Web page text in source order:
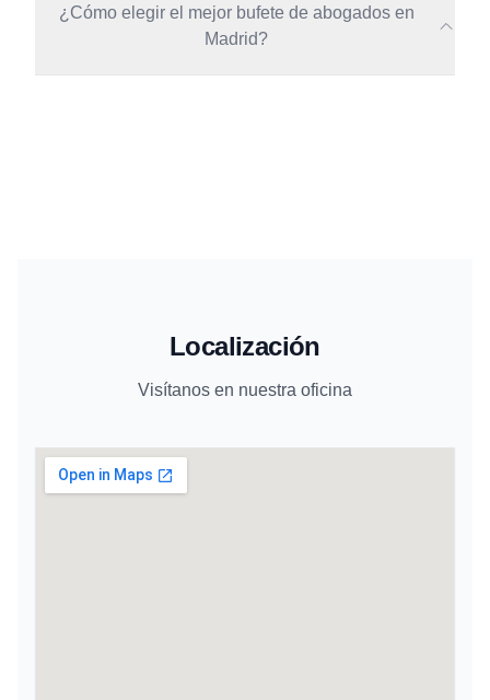
¿Cómo elegir el mejor bufete de abogados en
Madrid?
Localización
Visítanos en nuestra oficina